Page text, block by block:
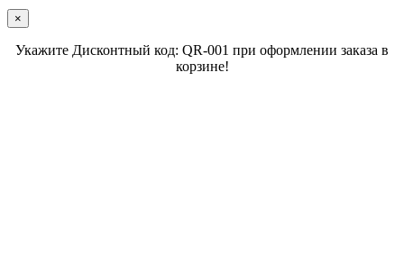
×
Укажите Дисконтный код: QR-001 при оформлении заказа в
корзине!